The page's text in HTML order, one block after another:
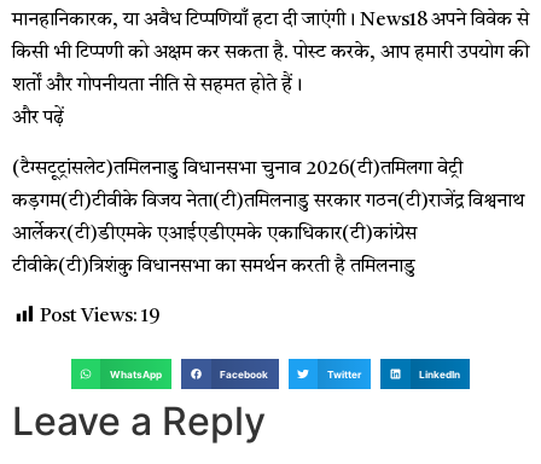
मानहानिकारक, या अवैध टिप्पणियाँ हटा दी जाएंगी। News18 अपने विवेक से
किसी भी टिप्पणी को अक्षम कर सकता है. पोस्ट करके, आप हमारी उपयोग की
शर्तों और गोपनीयता नीति से सहमत होते हैं।
और पढ़ें
(टैग्सटूट्रांसलेट)तमिलनाडु विधानसभा चुनाव 2026(टी)तमिलगा वेट्री
कड़गम(टी)टीवीके विजय नेता(टी)तमिलनाडु सरकार गठन(टी)राजेंद्र विश्वनाथ
आर्लेकर(टी)डीएमके एआईएडीएमके एकाधिकार(टी)कांग्रेस
टीवीके(टी)त्रिशंकु विधानसभा का समर्थन करती है तमिलनाडु
Post Views: 19
WhatsApp Facebook Twitter LinkedIn
Leave a Reply